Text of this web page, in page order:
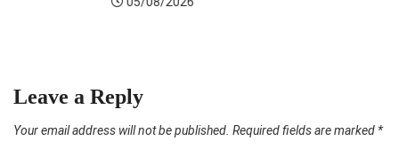
Leave a Reply
Your email address will not be published. Required fields are marked *